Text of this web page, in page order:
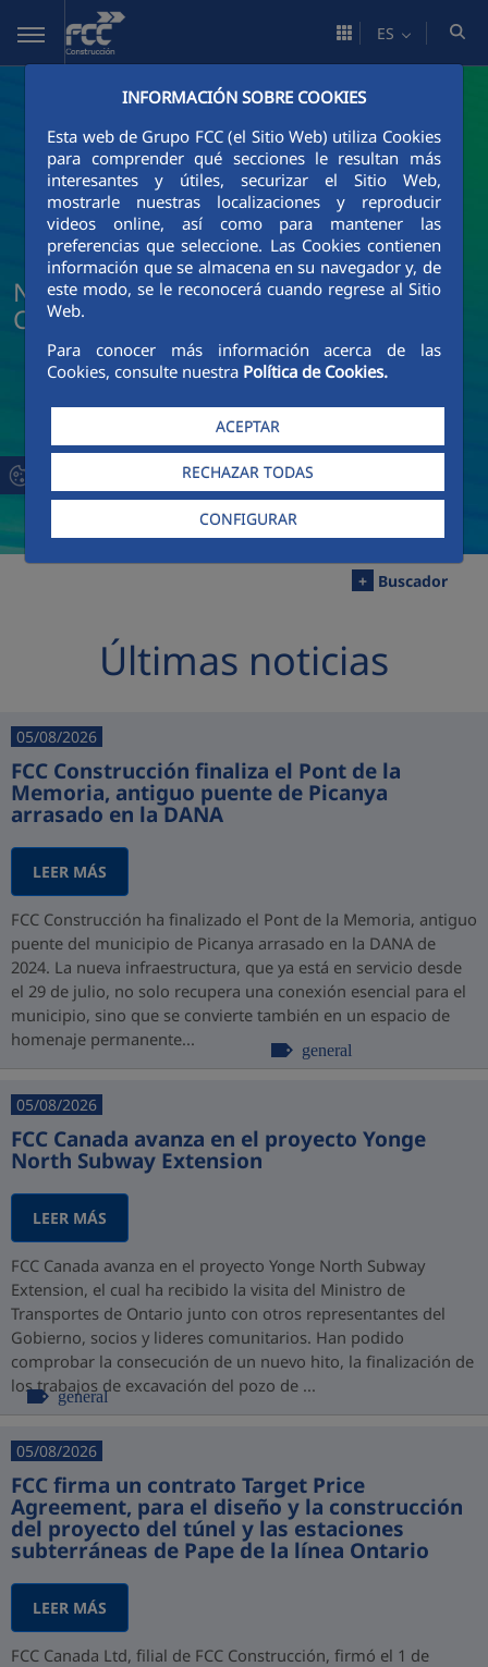
Saltar al contenido principal
INFORMACIÓN SOBRE COOKIES
Esta web de Grupo FCC (el Sitio Web) utiliza Cookies
para comprender qué secciones le resultan más
interesantes y útiles, securizar el Sitio Web,
mostrarle nuestras localizaciones y reproducir
videos online, así como para mantener las
preferencias que seleccione. Las Cookies contienen
información que se almacena en su navegador y, de
este modo, se le reconocerá cuando regrese al Sitio
Web.
Para conocer más información acerca de las
Cookies, consulte nuestra Política de Cookies.
ACEPTAR
RECHAZAR TODAS
CONFIGURAR
ES
Noticias y actualidad de FCC
Construcción
+ Buscador
Últimas noticias
05/08/2026
FCC Construcción finaliza el Pont de la
Memoria, antiguo puente de Picanya
arrasado en la DANA
LEER MÁS
FCC Construcción ha finalizado el Pont de la Memoria, antiguo
puente del municipio de Picanya arrasado en la DANA de
2024. La nueva infraestructura, que ya está en servicio desde
el 29 de julio, no solo recupera una conexión esencial para el
municipio, sino que se convierte también en un espacio de
homenaje permanente...
general
05/08/2026
FCC Canada avanza en el proyecto Yonge
North Subway Extension
LEER MÁS
FCC Canada avanza en el proyecto Yonge North Subway
Extension, el cual ha recibido la visita del Ministro de
Transportes de Ontario junto con otros representantes del
Gobierno, socios y lideres comunitarios. Han podido
comprobar la consecución de un nuevo hito, la finalización de
los trabajos de excavación del pozo de ...
general
05/08/2026
FCC firma un contrato Target Price
Agreement, para el diseño y la construcción
del proyecto del túnel y las estaciones
subterráneas de Pape de la línea Ontario
LEER MÁS
FCC Canada Ltd, filial de FCC Construcción, firmó el 1 de